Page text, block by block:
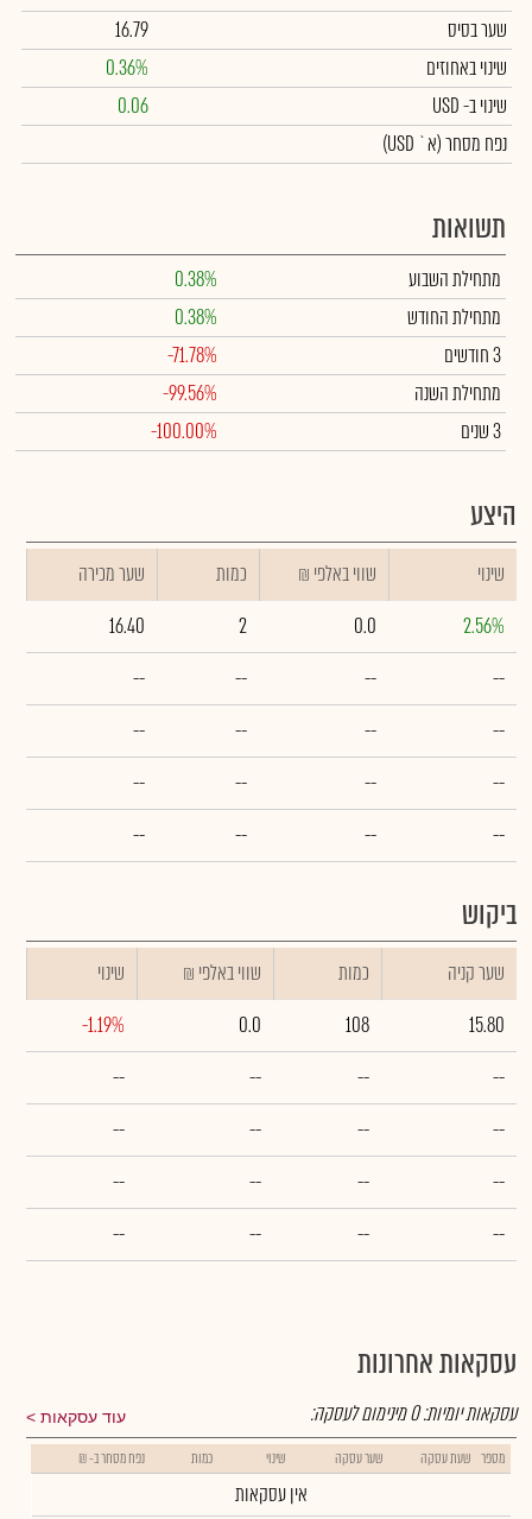
שער בסיס
16.79
שינוי באחוזים
0.36%
שינויב- USD
0.06
נפח מסחר(א` USD)
תשואות
מתחילת השבוע
0.38%
מתחילת החודש
0.38%
3 חודשים
-71.78%
מתחילת השנה
-99.56%
3 שנים
-100.00%
היצע
שינוי ₪ שווי באלפי כמות
שער מכירה
2.56%
0.0
2
16.40
--
--
--
--
--
--
--
--
--
--
--
--
--
--
--
--
ביקוש
שער קניה כמות ₪ שווי באלפי
שינוי
15.80
108
0.0
-1.19%
--
--
--
--
--
--
--
--
--
--
--
--
--
--
--
--
עסקאות אחרונות
עוד עסקאות עסקאות יומיות:0מינימום לעסקה:
מספר שעת עסקה שער עסקה שינוי כמות נפח מסחר ב- ₪
אין עסקאות